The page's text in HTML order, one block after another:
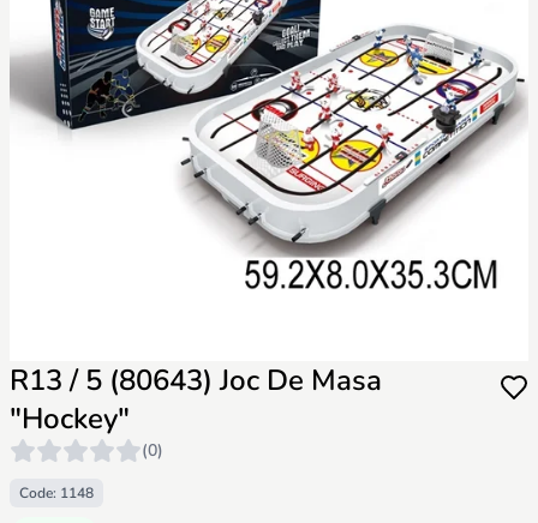
R13 / 5 (80643) Joc De Masa
"Hockey"
(0)
Code: 1148